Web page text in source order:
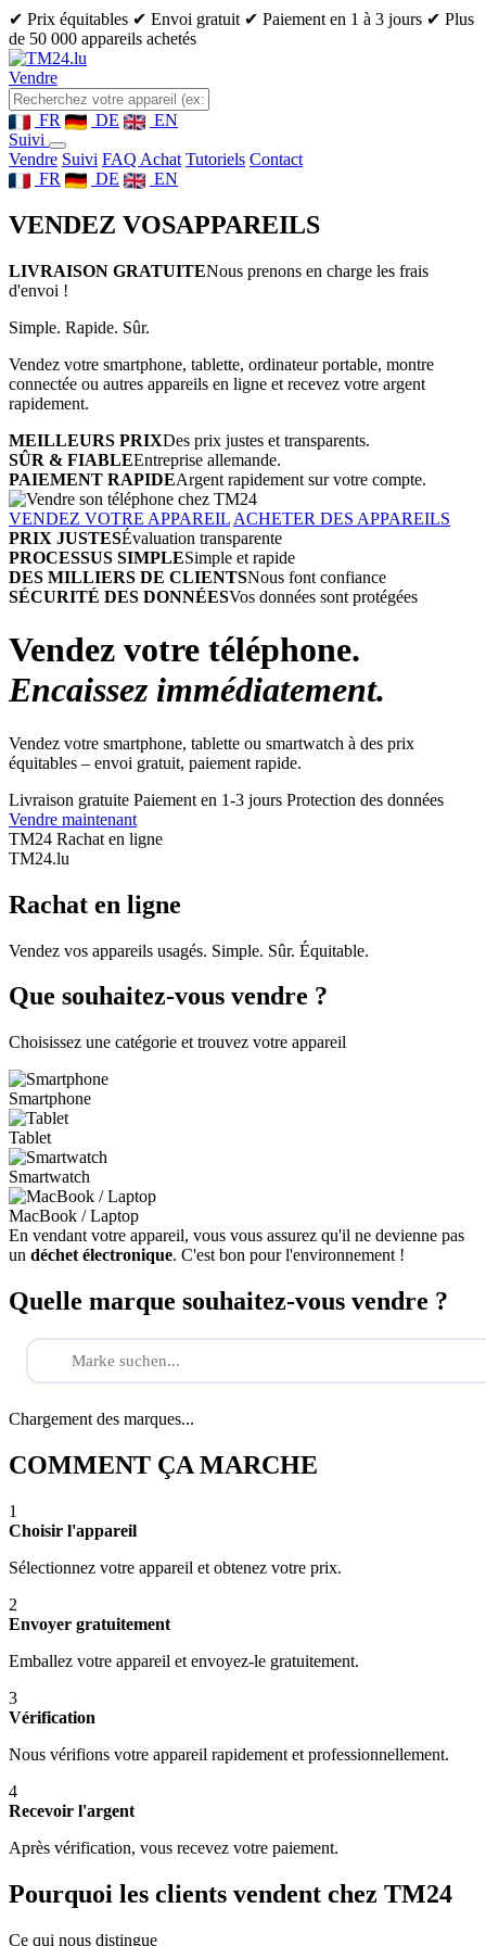
✔ Prix équitables ✔ Envoi gratuit ✔ Paiement en 1 à 3 jours ✔ Plus
de 50 000 appareils achetés
Vendre
FR DE
EN
Suivi
Vendre Suivi FAQ Achat Tutoriels Contact
FR
DE EN
VENDEZ VOSAPPAREILS
LIVRAISON GRATUITENous prenons en charge les frais
d'envoi !
Simple. Rapide. Sûr.
Vendez votre smartphone, tablette, ordinateur portable, montre
connectée ou autres appareils en ligne et recevez votre argent
rapidement.
MEILLEURS PRIXDes prix justes et transparents.
SÛR & FIABLEEntreprise allemande.
PAIEMENT RAPIDEArgent rapidement sur votre compte.
VENDEZ VOTRE APPAREIL ACHETER DES APPAREILS
PRIX JUSTESÉvaluation transparente
PROCESSUS SIMPLESimple et rapide
DES MILLIERS DE CLIENTSNous font confiance
SÉCURITÉ DES DONNÉESVos données sont protégées
Vendez votre téléphone.
Encaissez immédiatement.
Vendez votre smartphone, tablette ou smartwatch à des prix
équitables – envoi gratuit, paiement rapide.
Livraison gratuite Paiement en 1-3 jours Protection des données
Vendre maintenant
TM24 Rachat en ligne
TM24.lu
Rachat en ligne
Vendez vos appareils usagés. Simple. Sûr. Équitable.
Que souhaitez-vous vendre ?
Choisissez une catégorie et trouvez votre appareil
Smartphone
Tablet
Smartwatch
MacBook / Laptop
En vendant votre appareil, vous vous assurez qu'il ne devienne pas
un déchet électronique. C'est bon pour l'environnement !
Quelle marque souhaitez-vous vendre ?
Chargement des marques...
COMMENT ÇA MARCHE
1
Choisir l'appareil
Sélectionnez votre appareil et obtenez votre prix.
2
Envoyer gratuitement
Emballez votre appareil et envoyez-le gratuitement.
3
Vérification
Nous vérifions votre appareil rapidement et professionnellement.
4
Recevoir l'argent
Après vérification, vous recevez votre paiement.
Pourquoi les clients vendent chez TM24
Ce qui nous distingue